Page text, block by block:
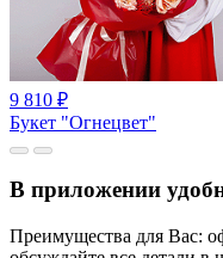
9 810 ₽
Букет "Огнецвет"
В приложении
Преимущества для Вас: